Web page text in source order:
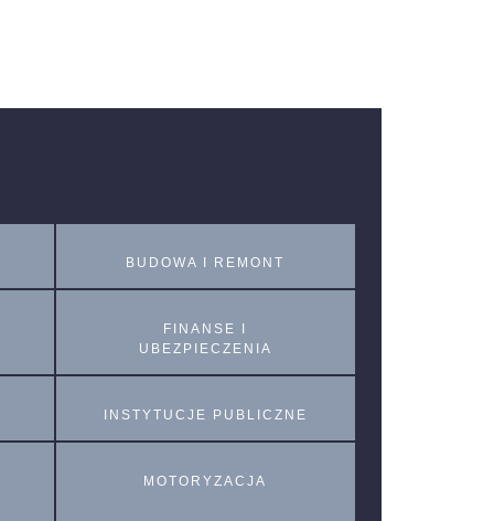
BUDOWA I REMONT
FINANSE I
UBEZPIECZENIA
INSTYTUCJE PUBLICZNE
MOTORYZACJA